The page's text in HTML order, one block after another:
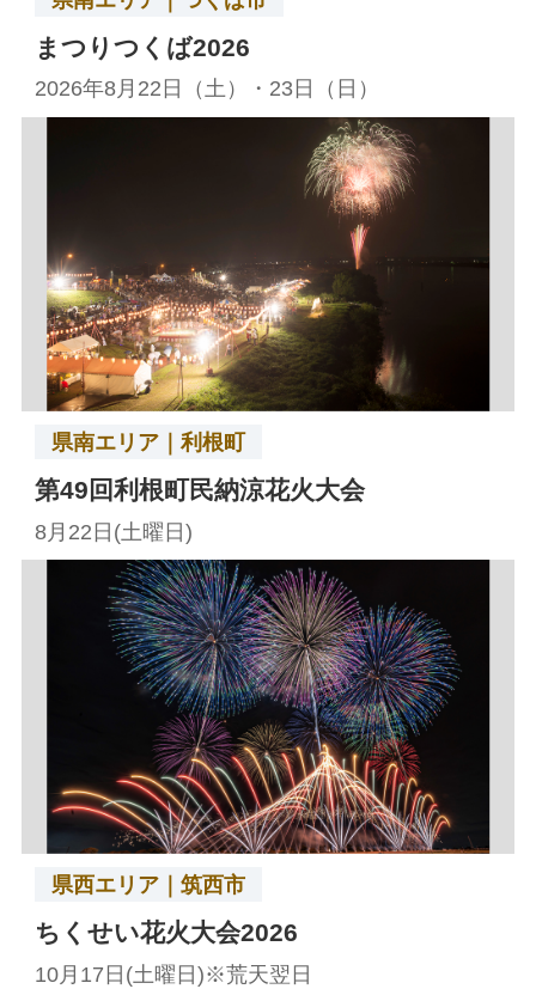
まつりつくば2026
2026年8月22日（土）・23日（日）
県南エリア｜利根町
第49回利根町民納涼花火大会
8月22日(土曜日)
県西エリア｜筑西市
ちくせい花火大会2026
10月17日(土曜日)※荒天翌日